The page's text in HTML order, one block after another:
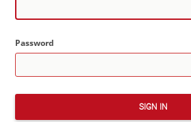
Password
SIGN IN